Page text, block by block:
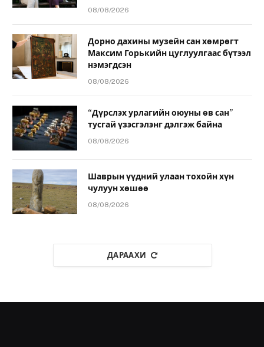
08/08/2026
Дорно дахины музейн сан хөмрөгт
Максим Горькийн цуглуулгаас бүтээл
нэмэгдсэн
08/08/2026
“Дүрслэх урлагийн оюуны өв сан”
тусгай үзэсгэлэнг дэлгэж байна
08/08/2026
Шаврын үүдний улаан тохойн хүн
чулуун хөшөө
08/08/2026
ДАРААХИ